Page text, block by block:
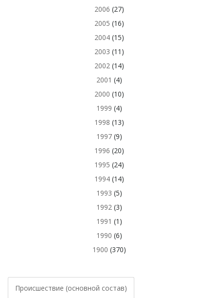
2006 (27)
2005 (16)
2004(15)
2003 (11)
2002(14)
2001 (4)
2000 (10)
1999 (4)
1998 (13)
1997(9)
1996 (20)
1995 (24)
1994(14)
1993 (5)
1992(3)
1991 (1)
1990 (6)
1900 (370)
Происшествие (основной состав)